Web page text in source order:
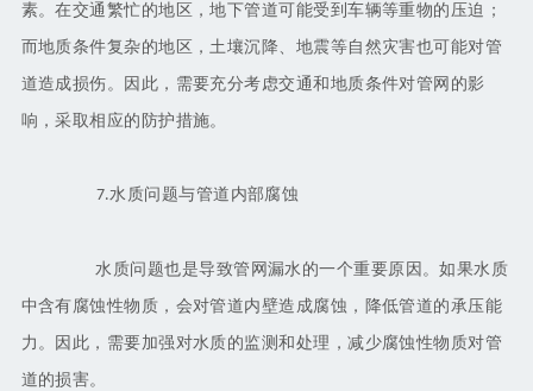
素。在交通繁忙的地区，地下管道可能受到车辆等重物的压迫；
而地质条件复杂的地区，土壤沉降、地震等自然灾害也可能对管
道造成损伤。因此，需要充分考虑交通和地质条件对管网的影
响，采取相应的防护措施。
7.水质问题与管道内部腐蚀
水质问题也是导致管网漏水的一个重要原因。如果水质
中含有腐蚀性物质，会对管道内壁造成腐蚀，降低管道的承压能
力。因此，需要加强对水质的监测和处理，减少腐蚀性物质对管
道的损害。